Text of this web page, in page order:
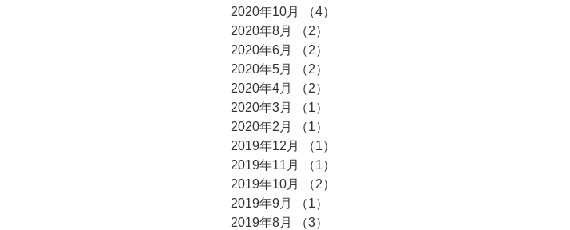
2020年10月
（4）
2020年8月
（2）
2020年6月
（2）
2020年5月
（2）
2020年4月
（2）
2020年3月
（1）
2020年2月
（1）
2019年12月
（1）
2019年11月
（1）
2019年10月
（2）
2019年9月
（1）
2019年8月
（3）